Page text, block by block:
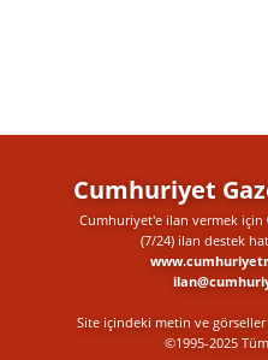
Cumhuriyet
Cumhuriyet'e ilan vermek için
(7/24) ilan destek​
Site içindeki metin ve
©1995-2025